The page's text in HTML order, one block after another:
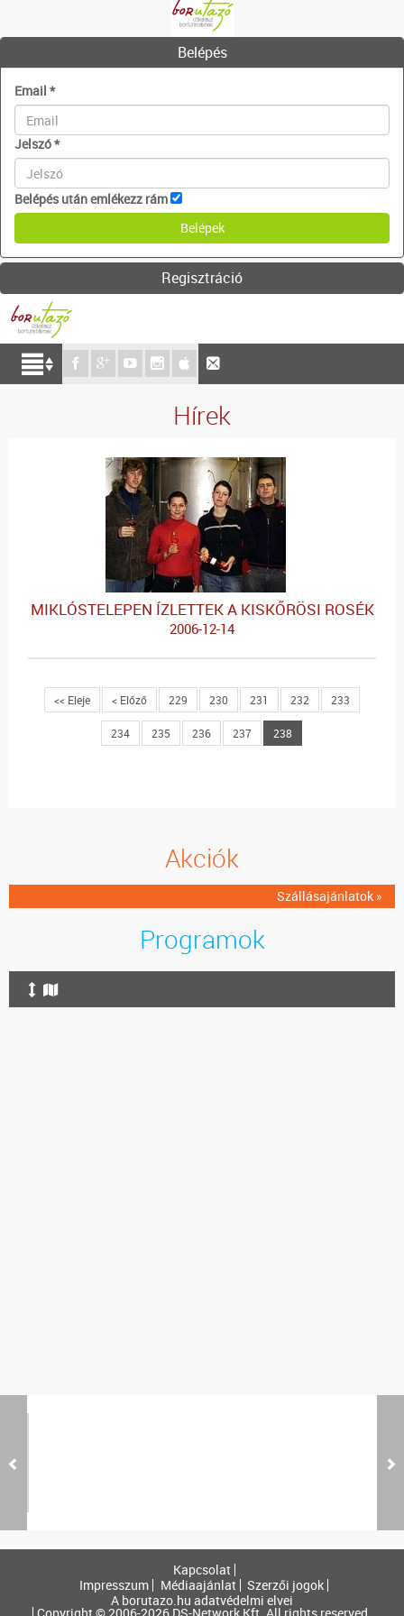
Belépés
Email *
Jelszó*
Belépés után emlékezz rám
Regisztráció
Hírek
MIKLÓSTELEPEN ÍZLETTEK A KISKŐRÖSI ROSÉK
2006-12-14
<< Eleje < Előző 229 230 231 232 233
234 235 236 237 238
Akciók
Szállásajánlatok »
Programok
Kapcsolat
Impresszum
Médiaajánlat
Szerzői jogok
A borutazo.hu adatvédelmi elvei